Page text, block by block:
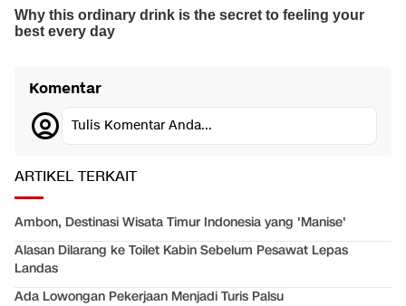
Komentar
Tulis Komentar Anda...
ARTIKEL TERKAIT
Ambon, Destinasi Wisata Timur Indonesia yang 'Manise'
Alasan Dilarang ke Toilet Kabin Sebelum Pesawat Lepas
Landas
Ada Lowongan Pekerjaan Menjadi Turis Palsu